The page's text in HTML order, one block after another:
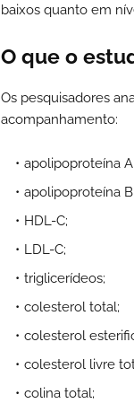
baixos quanto em
O que o
Os pesquisadores
acompanhamento:
apolipoproteína A;
apolipoproteína B;
HDL-C;
LDL-C;
triglicerídeos;
colesterol total;
colesterol
colesterol livre
colina total;